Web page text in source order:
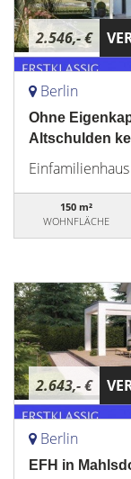
2.546,- €
Berlin
Ohne
Altschulden
Einfamilienhaus
150 m²
WOHNFLÄCHE
2.643,- €
Berlin
EFH in